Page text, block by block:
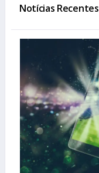
Notícias Recentes